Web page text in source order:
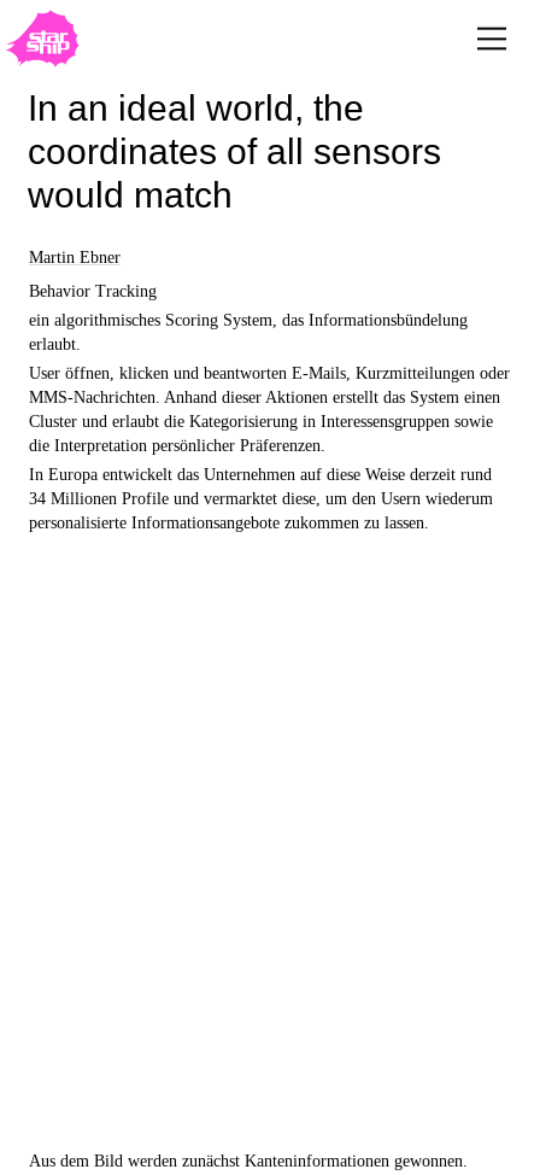
In an ideal world, the
coordinates of all sensors
would match
Martin Ebner
Behavior Tracking
ein algorithmisches Scoring System, das Informationsbündelung
erlaubt.
User öffnen, klicken und beantworten E-Mails, Kurzmitteilungen oder
MMS-Nachrichten. Anhand dieser Aktionen erstellt das System einen
Cluster und erlaubt die Kategorisierung in Interessensgruppen sowie
die Interpretation persönlicher Präferenzen.
In Europa entwickelt das Unternehmen auf diese Weise derzeit rund
34 Millionen Profile und vermarktet diese, um den Usern wiederum
personalisierte Informationsangebote zukommen zu lassen.
Aus dem Bild werden zunächst Kanteninformationen gewonnen.